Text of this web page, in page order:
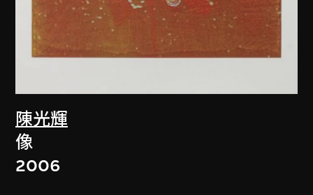
陳光輝
像
2006